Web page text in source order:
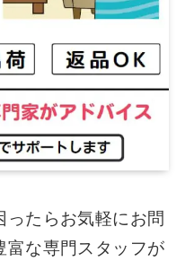
ったらお気軽にお問
富な専門スタッフが